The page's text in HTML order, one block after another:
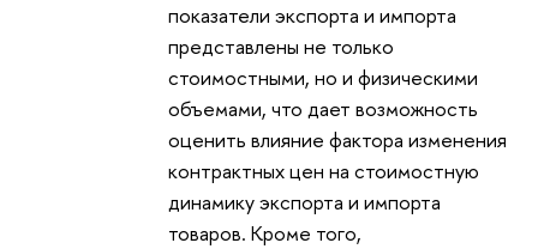
показатели экспорта и импорта
представлены не только
стоимостными, но и физическими
объемами, что дает возможность
оценить влияние фактора изменения
контрактных цен на стоимостную
динамику экспорта и импорта
товаров. Кроме того,